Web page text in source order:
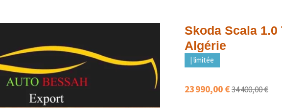
Skoda Scala 1.0
Algérie
| limitée
23 990,00 €34 400,00 €